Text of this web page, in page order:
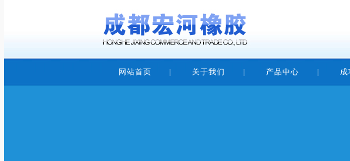
网站首页 关于我们 产品中心 成